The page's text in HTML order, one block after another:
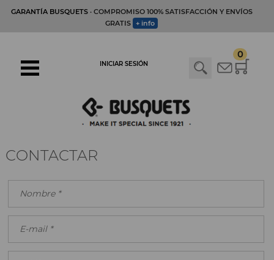
GARANTÍA BUSQUETS· COMPROMISO 100% SATISFACCIÓN Y ENVÍOS
GRATIS + info
0
INICIAR SESIÓN
CONTACTAR